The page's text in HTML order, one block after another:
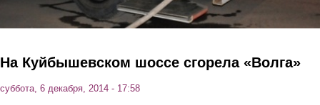
На Куйбышевском шоссе сгорела «Волга»
суббота, 6 декабря, 2014 - 17:58